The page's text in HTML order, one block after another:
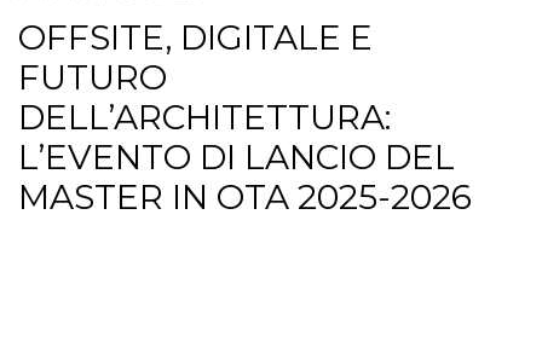
OFFSITE, DIGITALE E
FUTURO
DELL’ARCHITETTURA:
L’EVENTO DI LANCIO DEL
MASTER IN OTA 2025-2026